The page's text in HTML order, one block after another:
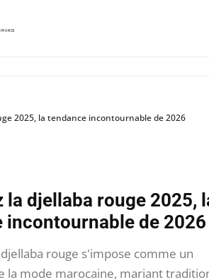
2025, la tendance incontournable de 2026
la djellaba rouge 2025,
incontournable de 2026
djellaba rouge s'impose comme un
la mode marocaine, mariant